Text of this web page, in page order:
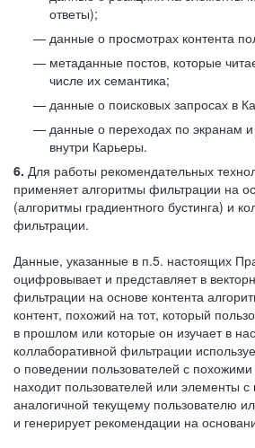
ответы);
данные о просмотрах контента
метаданные постов, которые
числе их семантика;
данные о поисковых запросах в
данные о переходах по экранам и
внутри Карьеры.
6. Для работы рекомендательных
применяет алгоритмы фильтрации на
(алгоритмы градиентного бустинга) и
фильтрации.
Данные, указанные в п.5. настоящих
оцифровывает и представляет в
фильтрации на основе контента
контент, похожий на тот, который
в прошлом или которые он изучает в
коллаборативной фильтрации
о поведении пользователей с
находит пользователей или элементы с
аналогичной текущему пользователю
и генерирует рекомендации на